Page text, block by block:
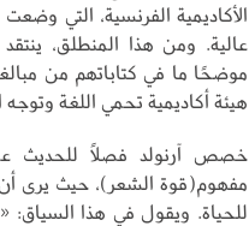
الأكاديمية الفرنسية، التي
عالية. ومن هذا المنطلق،
موضحًا ما في كتاباتهم من
هيئة أكاديمية تحمي اللغة
خصص آرنولد فصلًا للحديث
مفهوم(قوة الشعر)، حيث يرى أن
للحياة. ويقول في هذا السياق: